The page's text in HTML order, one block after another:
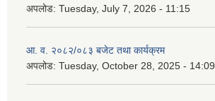
अपलोड: Tuesday, July 7, 2026 - 11:15
आ. व. २०८२/०८३ बजेट तथा कार्यक्रम
अपलोड: Tuesday, October 28, 2025 - 14:09